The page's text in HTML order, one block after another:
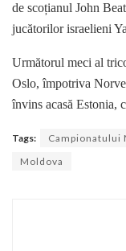
de scoțianul John
jucătorilor israelieni
Următorul meci al
Oslo, împotriva
învins acasă Estonia,
Tags: Campionatului
Moldova